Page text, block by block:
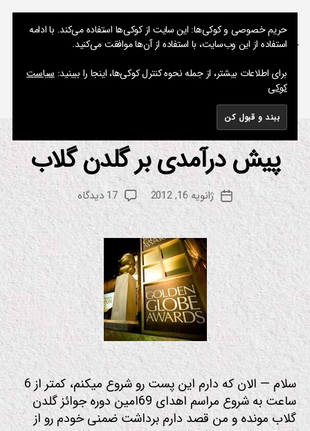
جستجو
نوشته های پراکنده یک مسعود
دسته‌ها
بی
ت
کت
ب
ان
م
ی
نه
نوی
س
دار
س
ر
یا
پیش درآمدی بر گلدن گلاب
نویسنده
نوشته
از
م
س
ع
و
د
تاریخ
نوشته
ژانویه 16, 2012 17 دیدگاه
برای
پیش
درآمدی
بر
گلدن
گلاب
سلام — الان که دارم این پست رو شروع میکنم، کمتر از 6
ساعت به شروع مراسم اهدای 69امین دوره جوائز گلدن
گلاب مونده و من قصد دارم برداشت ضمنی خودم رو از
حریم خصوصی و کوکی‌ها: این سایت از کوکی‌ها استفاده می‌کند. با ادامه
استفاده از این وب‌سایت، با استفاده از آن‌ها موافقت می‌کنید.
برای اطلاعات بیشتر، از جمله نحوه کنترل کوکی‌ها، اینجا را ببینید: سیاست
کوکی